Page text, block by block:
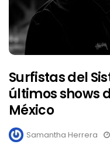
Surfistas del
últimos shows
México
Samantha Herrera